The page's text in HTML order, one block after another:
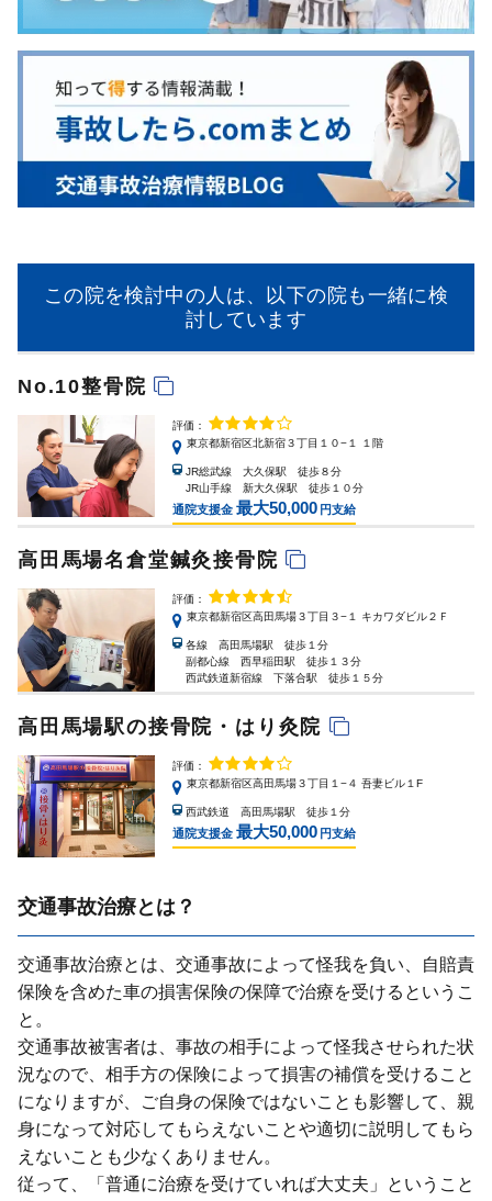
この院を検討中の人は、以下の院も一緒に検
討しています
No.10整骨院
評価：
東京都新宿区北新宿３丁目１０−１ １階
JR総武線 大久保駅 徒歩８分
JR山手線 新大久保駅 徒歩１０分
通院支援金 最大50,000 円支給
高田馬場名倉堂鍼灸接骨院
評価：
東京都新宿区高田馬場３丁目３−１ キカワダビル２Ｆ
各線 高田馬場駅 徒歩１分
副都心線 西早稲田駅 徒歩１３分
西武鉄道新宿線 下落合駅 徒歩１５分
高田馬場駅の接骨院・はり灸院
評価：
東京都新宿区高田馬場３丁目１−４ 吾妻ビル１F
西武鉄道 高田馬場駅 徒歩１分
通院支援金 最大50,000 円支給
交通事故治療とは？
交通事故治療とは、交通事故によって怪我を負い、⾃賠責
保険を含めた⾞の損害保険の保障で治療を受けるというこ
と。
交通事故被害者は、事故の相⼿によって怪我させられた状
況なので、相⼿⽅の保険によって損害の補償を受けること
になりますが、ご⾃⾝の保険ではないことも影響して、親
⾝になって対応してもらえないことや適切に説明してもら
えないことも少なくありません。
従って、「普通に治療を受けていれば⼤丈夫」ということ